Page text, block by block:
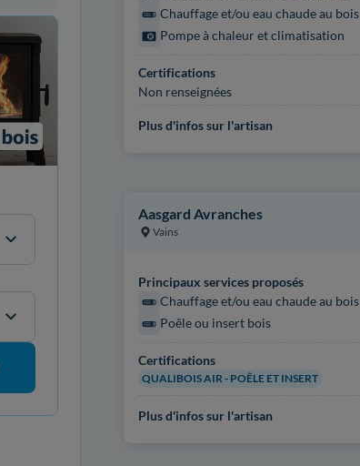
Chauffage et/ou eau chaude au bois
Pompe à chaleur et climatisation
Certifications
Non renseignées
Plus d'infos sur l'artisan
Aasgard Avranches
Vains
Principaux services proposés
Chauffage et/ou eau chaude au bois
Poêle ou insert bois
Certifications
QUALIBOIS AIR - POÊLE ET INSERT
Plus d'infos sur l'artisan